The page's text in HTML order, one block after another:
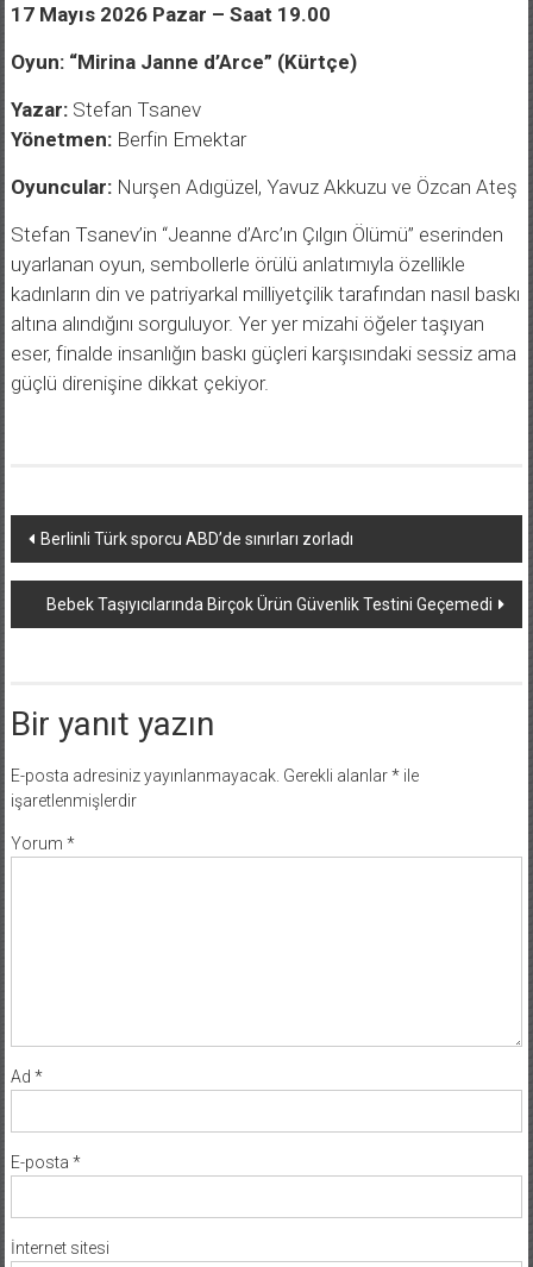
17 Mayıs 2026 Pazar – Saat 19.00
Oyun: “Mirina Janne d’Arce” (Kürtçe)
Yazar:Stefan Tsanev
Yönetmen:Berfin Emektar
Oyuncular:Nurşen Adıgüzel, Yavuz Akkuzu ve Özcan Ateş
Stefan Tsanev’in “Jeanne d’Arc’ın Çılgın Ölümü” eserinden
uyarlanan oyun, sembollerle örülü anlatımıyla özellikle
kadınların din ve patriyarkal milliyetçilik tarafından nasıl baskı
altına alındığını sorguluyor. Yer yer mizahi öğeler taşıyan
eser, finalde insanlığın baskı güçleri karşısındaki sessiz ama
güçlü direnişine dikkat çekiyor.
Yazı
dolaşımı
Berlinli Türk sporcu ABD’de sınırları zorladı
Bebek Taşıyıcılarında Birçok Ürün Güvenlik Testini Geçemedi
Bir yanıt yazın
E-posta adresiniz yayınlanmayacak. Gerekli alanlar*ile
işaretlenmişlerdir
Yorum *
Ad *
E-posta *
İnternet sitesi